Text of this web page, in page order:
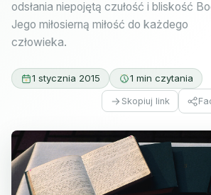
odsłania niepojętą czułość i bliskość
Jego miłosierną miłość do każdego
człowieka.
1 stycznia 2015 1 min czytania
Skopiuj link